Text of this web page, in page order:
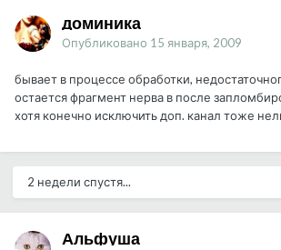
доминика
Опубликовано 15 января, 2009
бывает в процессе обработки,
остается фрагмент нерва в после
хотя конечно исключить доп. канал тоже
2 недели спустя...
Альфуша